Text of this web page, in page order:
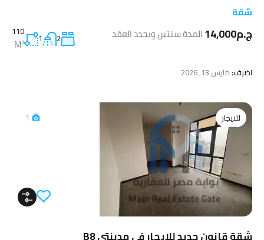
شقة
ج.م14,000 المدة سنتين ويجدد العقد 2
1
110
M²
اضيف:مارس 13, 2026
للايجار 1